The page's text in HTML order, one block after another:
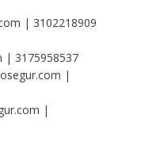
| 3102218909
| 3175958537
|
|